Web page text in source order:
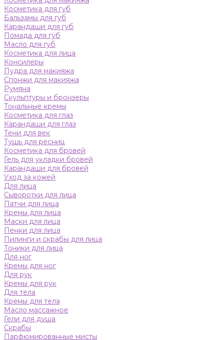
Косметика для губ
Бальзамы для губ
Карандаши для губ
Помада для губ
Масло для губ
Косметика для лица
Консилеры
Пудра для макияжа
Спонжи для макияжа
Румяна
Скульптуры и бронзеры
Тональные кремы
Косметика для глаз
Карандаши для глаз
Тени для век
Тушь для ресниц
Косметика для бровей
Гель для укладки бровей
Карандаши для бровей
Уход за кожей
Для лица
Сыворотки для лица
Патчи для лица
Кремы для лица
Маски для лица
Пенки для лица
Пилинги и скрабы для лица
Тоники для лица
Для ног
Кремы для ног
Для рук
Кремы для рук
Для тела
Кремы для тела
Масло массажное
Гели для душа
Скрабы
Парфюмированные мисты